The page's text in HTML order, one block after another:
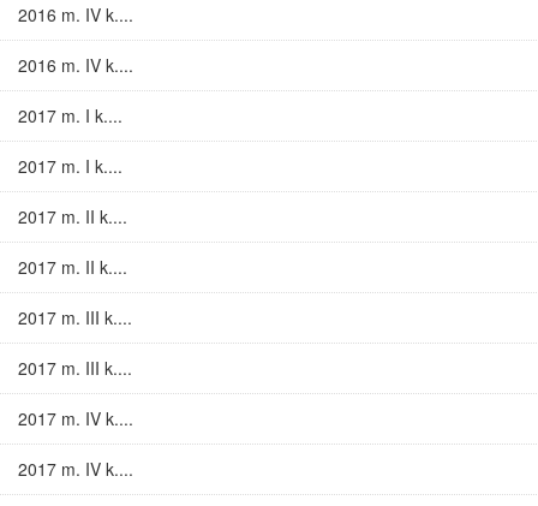
2016 m. IV k....
2016 m. IV k....
2017 m. I k....
2017 m. I k....
2017 m. II k....
2017 m. II k....
2017 m. III k....
2017 m. III k....
2017 m. IV k....
2017 m. IV k....